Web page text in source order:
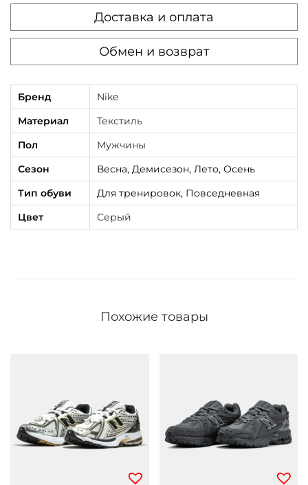
i
M
a
x
P
u
s
D
r
i
l
Доставка и оплата
Обмен и возврат
Бренд
Nike
Материал
Текстиль
Пол
Мужчины
Сезон
Весна, Демисезон, Лето, Осень
Тип обуви
Для тренировок, Повседневная
Цвет
Серый
Похожие товары